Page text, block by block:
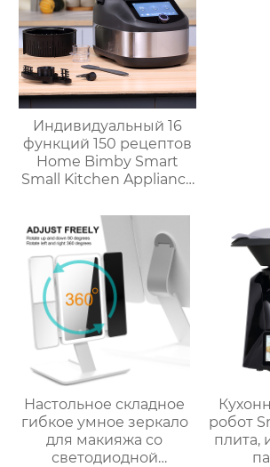
Индивидуальный 16
функций 150 рецептов
Home Bimby Smart
Small Kitchen Appliance
многофункциональный
кухонный комбайн
Термопроцессор
Настольное складное
гибкое умное зеркало
для макияжа со
светодиодной
робот
плита,